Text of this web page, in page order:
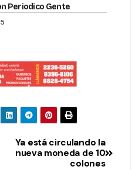
Periodico Gente
Ya está circulando la
nueva moneda de 10
colones